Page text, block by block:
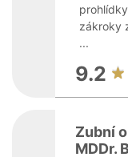
zákroky
...
9.2
Zubní
MDDr.